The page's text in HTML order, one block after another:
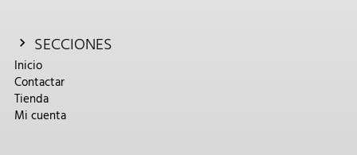
SECCIONES
Inicio
Contactar
Tienda
Mi cuenta